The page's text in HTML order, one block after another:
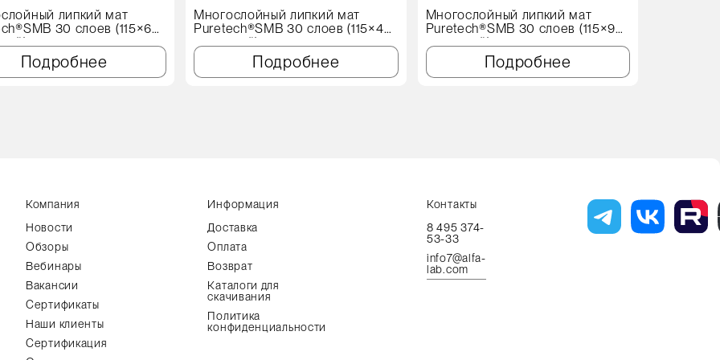
липкий мат
30 слоев (115×60
Подробнее
Многослойный липкий мат
Puretech®SMB 30 слоев (115×45
см, синий)
Подробнее
Многослойный липкий мат
Puretech®SMB 30 слоев (115×90
см, синий)
Подробнее
Компания
Новости
Обзоры
Вебинары
Вакансии
Сертификаты
Наши клиенты
Сертификация
Информация
Доставка
Оплата
Возврат
Каталоги для
скачивания
Политика
конфиденциальности
Контакты
8 495 374-
53-33
info7@alfa-
lab.com